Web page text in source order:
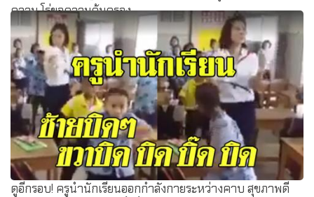
ความ โร่ขอความคุ้มครอง
ดูอีกรอบ! ครูนำนักเรียนออกกำลังกายระหว่างคาบ สุขภาพดี